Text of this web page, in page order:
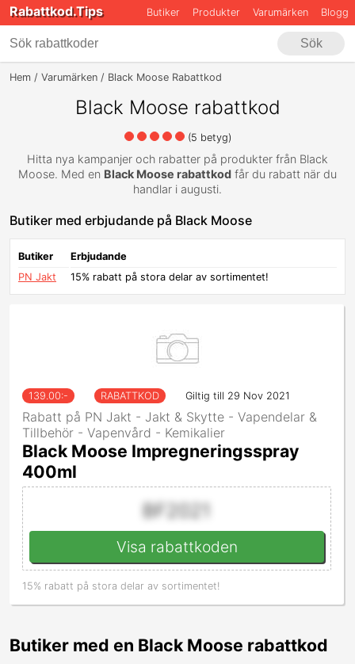
Rabattkod.Tips Butiker Produkter Varumärken Blogg
Sök
Hem Varumärken Black Moose Rabattkod
Black Moose rabattkod
(5 betyg)
Hitta nya kampanjer och rabatter på produkter från Black
Moose. Med en Black Moose rabattkod får du rabatt när du
handlar i augusti.
Butiker med erbjudande på Black Moose
Butiker
Erbjudande
PN Jakt
15% rabatt på stora delar av sortimentet!
139.00:- RABATTKOD Giltig till 29 Nov 2021
Rabatt på PN Jakt - Jakt & Skytte - Vapendelar &
Tillbehör - Vapenvård - Kemikalier
Black Moose Impregneringsspray
400ml
BF2021
Visa rabattkoden
15% rabatt på stora delar av sortimentet!
Butiker med en Black Moose rabattkod